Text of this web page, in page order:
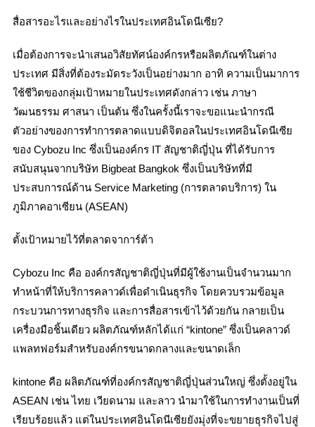
สื่อสารอะไรและอย่างไรในประเทศอินโดนีเซีย?
เมื่อต้องการจะนำเสนอวิสัยทัศน์องค์กรหรือผลิตภัณฑ์ในต่าง
ประเทศ มีสิ่งที่ต้องระมัดระวังเป็นอย่างมาก อาทิ ความเป็นมาการ
ใช้ชีวิตของกลุ่มเป้าหมายในประเทศดังกล่าว เช่น ภาษา
วัฒนธรรม ศาสนา เป็นต้น ซึ่งในครั้งนี้เราจะขอแนะนำกรณี
ตัวอย่างของการทำการตลาดแบบดิจิตอลในประเทศอินโดนีเซีย
ของ Cybozu Inc ซึ่งเป็นองค์กร IT สัญชาติญี่ปุ่น ที่ได้รับการ
สนับสนุนจากบริษัท Bigbeat Bangkok ซึ่งเป็นบริษัทที่มี
ประสบการณ์ด้าน Service Marketing (การตลาดบริการ) ใน
ภูมิภาคอาเซียน (ASEAN)
ตั้งเป้าหมายไว้ที่ตลาดจาการ์ต้า
Cybozu Inc คือ องค์กรสัญชาติญี่ปุ่นที่มีผู้ใช้งานเป็นจำนวนมาก
ทำหน้าที่ให้บริการคลาวด์เพื่อดำเนินธุรกิจ โดยควบรวมข้อมูล
กระบวนการทางธุรกิจ และการสื่อสารเข้าไว้ด้วยกัน กลายเป็น
เครื่องมือชิ้นเดียว ผลิตภัณฑ์หลักได้แก่ “kintone” ซึ่งเป็นคลาวด์
แพลทฟอร์มสำหรับองค์กรขนาดกลางและขนาดเล็ก
kintone คือ ผลิตภัณฑ์ที่องค์กรสัญชาติญี่ปุ่นส่วนใหญ่ ซึ่งตั้งอยู่ใน
ASEAN เช่น ไทย เวียดนาม และลาว นำมาใช้ในการทำงานเป็นที่
เรียบร้อยแล้ว แต่ในประเทศอินโดนีเซียยังมุ่งที่จะขยายธุรกิจไปสู่